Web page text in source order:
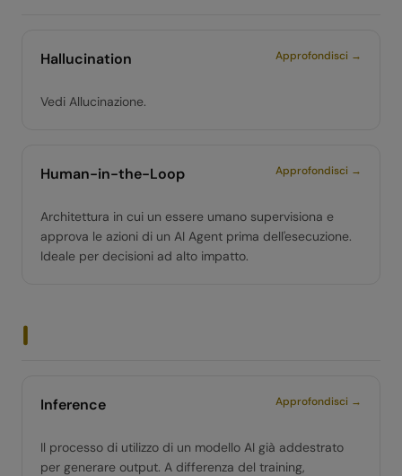
Hallucination Approfondisci →
Vedi Allucinazione.
Human-in-the-Loop Approfondisci →
Architettura in cui un essere umano supervisiona e
approva le azioni di un AI Agent prima dell'esecuzione.
Ideale per decisioni ad alto impatto.
I
Inference Approfondisci →
Il processo di utilizzo di un modello AI già addestrato
per generare output. A differenza del training,